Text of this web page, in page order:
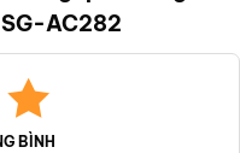
AC282
BÌNH